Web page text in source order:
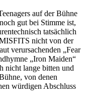
auf der Bühne
gut bei Stimme ist,
tatsächlich
nicht von der
verursachenden „Fear
„Iron Maiden“
nicht lange bitten und
von denen
würdigen Abschluss